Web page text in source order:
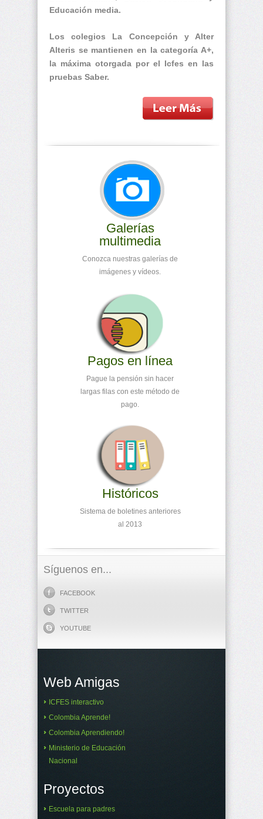
Educación media.
Los colegios La Concepción y Alter
Alteris se mantienen en la categoría A+,
la máxima otorgada por el Icfes en las
pruebas Saber.
Galerías
multimedia
Conozca nuestras galerías de
imágenes y vídeos.
Pagos en línea
Pague la pensión sin hacer
largas filas con este método de
pago.
Históricos
Sistema de boletines anteriores
al 2013
Síguenos en...
FACEBOOK
TWITTER
YOUTUBE
Web Amigas
ICFES interactivo
Colombia Aprende!
Colombia Aprendiendo!
Ministerio de Educación
Nacional
Proyectos
Escuela para padres